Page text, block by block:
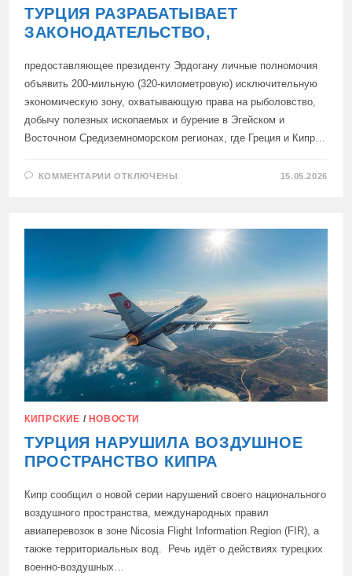
ТУРЦИЯ РАЗРАБАТЫВАЕТ
ЗАКОНОДАТЕЛЬСТВО,
предоставляющее президенту Эрдогану личные полномочия
объявить 200-мильную (320-километровую) исключительную
экономическую зону, охватывающую права на рыболовство,
добычу полезных ископаемых и бурение в Эгейском и
Восточном Средиземноморском регионах, где Греция и Кипр…
КОММЕНТАРИИ К
ОТКЛЮЧЕНЫ 15.05.2026
КИПРСКИЕ / НОВОСТИ
ТУРЦИЯ НАРУШИЛА ВОЗДУШНОЕ
ПРОСТРАНСТВО КИПРА
Кипр сообщил о новой серии нарушений своего национального
воздушного пространства, международных правил
авиаперевозок в зоне Nicosia Flight Information Region (FIR), а
также территориальных вод. Речь идёт о действиях турецких
военно-воздушных…